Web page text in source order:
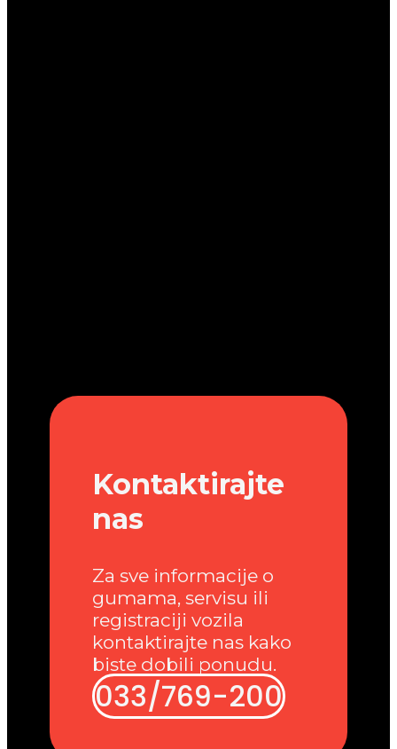
Kontaktirajte
nas
Za sve informacije o
gumama, servisu ili
registraciji vozila
kontaktirajte nas kako
biste dobili ponudu.
033/769-200